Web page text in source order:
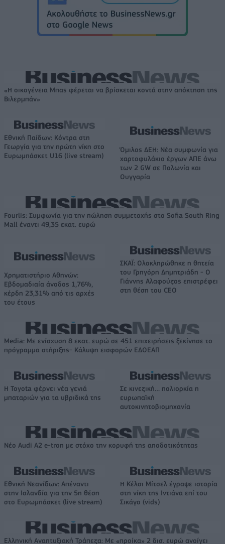
«Η οικογένεια Μπας φέρεται να βρίσκεται κοντά στην απόκτηση της
Βιλερμπάν»
Εθνική Παίδων: Κόντρα στη
Γεωργία για την πρώτη νίκη στο
Ευρωμπάσκετ U16 (live stream)
Όμιλος ΔΕΗ: Νέα συμφωνία για
χαρτοφυλάκιο έργων ΑΠΕ άνω
των 2 GW σε Πολωνία και
Ουγγαρία
Fourlis: Συμφωνία για την πώληση συμμετοχής στο Sofia South Ring
Mall έναντι 49,35 εκατ. ευρώ
Χρηματιστήριο Αθηνών:
Εβδομαδιαία άνοδος 1,76%,
κέρδη 23,31% από τις αρχές
του έτους
ΣΚΑΪ: Ολοκληρώθηκε η θητεία
του Γρηγόρη Δημητριάδη - Ο
Γιάννης Αλαφούζος επιστρέφει
στη θέση του CEO
Media: Με ενίσχυση 8 εκατ. ευρώ σε 451 επιχειρήσεις ξεκίνησε το
πρόγραμμα στήριξης- Κάλυψη εισφορών ΕΔΟΕΑΠ
Η Toyota φέρνει νέα γενιά
μπαταριών για τα υβριδικά της
Σε κινεζική… πολιορκία η
ευρωπαϊκή
αυτοκινητοβιομηχανία
Νέο Audi A2 e-tron με στόχο την κορυφή της αποδοτικότητας
Εθνική Νεανίδων: Απέναντι
στην Ισλανδία για την 5η θέση
στο Ευρωμπάσκετ (live stream)
Η Κέλσι Μίτσελ έγραψε ιστορία
στη νίκη της Ιντιάνα επί του
Σικάγο (vids)
Ελληνική Αναπτυξιακή Τράπεζα: Με «προίκα» 2 δισ. ευρώ ανοίγει